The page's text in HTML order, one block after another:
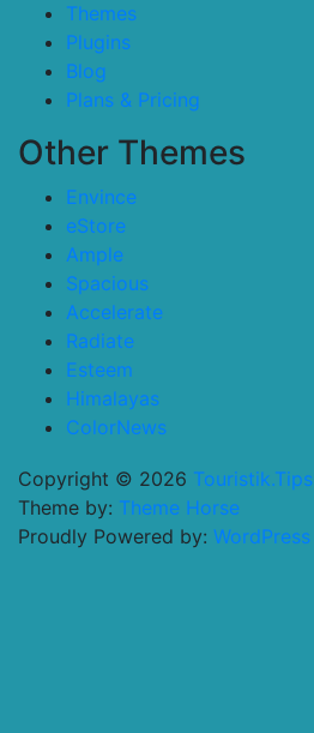
Themes
Plugins
Blog
Plans & Pricing
Other Themes
Envince
eStore
Ample
Spacious
Accelerate
Radiate
Esteem
Himalayas
ColorNews
Copyright © 2026 Touristik.Tips
Theme by: Theme Horse
Proudly Powered by: WordPress